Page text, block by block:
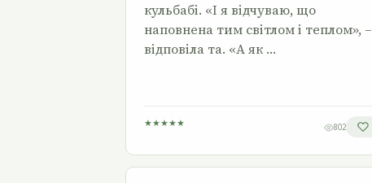
кульбабі. «І я відчуваю, що
наповнена тим світлом і теплом», –
відповіла та. «А як …
★★★★★ 802
Марусині квіти